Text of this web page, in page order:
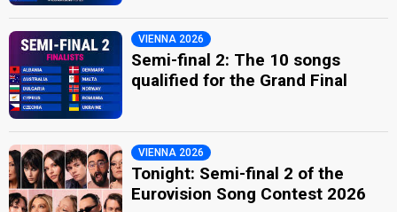
VIENNA 2026
Semi-final 2: The 10 songs
qualified for the Grand Final
VIENNA 2026
Tonight: Semi-final 2 of the
Eurovision Song Contest 2026